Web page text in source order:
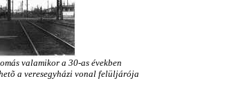
valamikor a 30-as években
a veresegyházi vonal felüljárója